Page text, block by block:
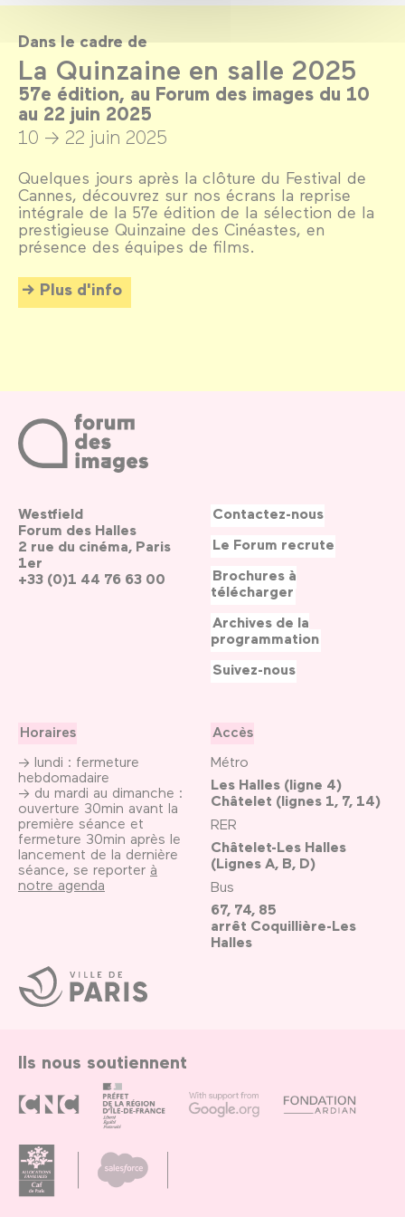
Dans le cadre de
La Quinzaine en salle 2025
57e édition, au Forum des images du 10
au 22 juin 2025
10 → 22 juin 2025
Quelques jours après la clôture du Festival de
Cannes, découvrez sur nos écrans la reprise
intégrale de la 57e édition de la sélection de la
prestigieuse Quinzaine des Cinéastes, en
présence des équipes de films.
Plus d'info
Ville
de
Paris
Westfield
Forum des Halles
2 rue du cinéma, Paris
1er
+33 (0)1 44 76 63 00
Horaires
→ lundi : fermeture
hebdomadaire
→ du mardi au dimanche :
ouverture 30min avant la
première séance et
fermeture 30min après le
lancement de la dernière
séance, se reporter à
notre agenda
Accès
Métro
Les Halles (ligne 4)
Châtelet (lignes 1, 7, 14)
RER
Châtelet-Les Halles
(Lignes A, B, D)
Bus
67, 74, 85
arrêt Coquillière-Les
Halles
Contactez-nous
Le Forum recrute
Brochures à
télécharger
Archives de la
programmation
Suivez-nous
Ils nous soutiennent